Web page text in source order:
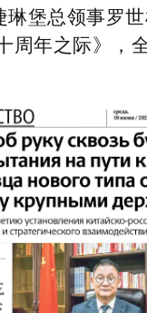
琳堡总领事罗
周年之际》，